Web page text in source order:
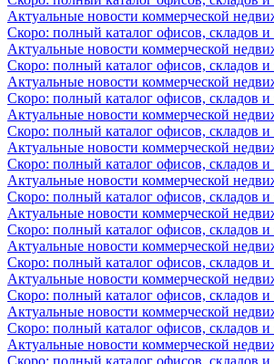
Актуальные новости коммерческой
Скоро: полный каталог офисов, складов
Актуальные новости коммерческой
Скоро: полный каталог офисов, складов
Актуальные новости коммерческой
Скоро: полный каталог офисов, складов
Актуальные новости коммерческой
Скоро: полный каталог офисов, складов
Актуальные новости коммерческой
Скоро: полный каталог офисов, складов
Актуальные новости коммерческой
Скоро: полный каталог офисов, складов
Актуальные новости коммерческой
Скоро: полный каталог офисов, складов
Актуальные новости коммерческой
Скоро: полный каталог офисов, складов
Актуальные новости коммерческой
Скоро: полный каталог офисов, складов
Актуальные новости коммерческой
Скоро: полный каталог офисов, складов
Актуальные новости коммерческой
Скоро: полный каталог офисов, складов